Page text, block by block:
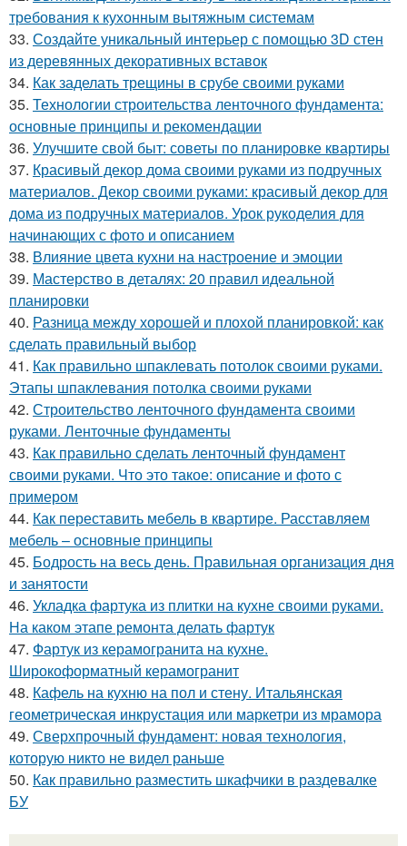
требования к кухонным вытяжным системам
33. Создайте уникальный интерьер с помощью 3D стен
из деревянных декоративных вставок
34. Как заделать трещины в срубе своими руками
35. Технологии строительства ленточного фундамента:
основные принципы и рекомендации
36. Улучшите свой быт: советы по планировке квартиры
37. Красивый декор дома своими руками из подручных
материалов. Декор своими руками: красивый декор для
дома из подручных материалов. Урок рукоделия для
начинающих с фото и описанием
38. Влияние цвета кухни на настроение и эмоции
39. Мастерство в деталях: 20 правил идеальной
планировки
40. Разница между хорошей и плохой планировкой: как
сделать правильный выбор
41. Как правильно шпаклевать потолок своими руками.
Этапы шпаклевания потолка своими руками
42. Строительство ленточного фундамента своими
руками. Ленточные фундаменты
43. Как правильно сделать ленточный фундамент
своими руками. Что это такое: описание и фото с
примером
44. Как переставить мебель в квартире. Расставляем
мебель – основные принципы
45. Бодрость на весь день. Правильная организация дня
и занятости
46. Укладка фартука из плитки на кухне своими руками.
На каком этапе ремонта делать фартук
47. Фартук из керамогранита на кухне.
Широкоформатный керамогранит
48. Кафель на кухню на пол и стену. Итальянская
геометрическая инкрустация или маркетри из мрамора
49. Сверхпрочный фундамент: новая технология,
которую никто не видел раньше
50. Как правильно разместить шкафчики в раздевалке
БУ